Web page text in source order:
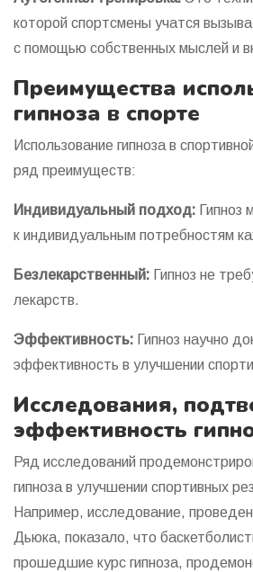
которой спортсмены учатся
с помощью собственных мыслей и
Преимущества
гипноза в спорте
Использование гипноза в
ряд преимуществ:
Индивидуальный подход: Гипноз
к индивидуальным потребностям
Безлекарственный: Гипноз не
лекарств.
Эффективность: Гипноз научно
эффективность в улучшении
Исследования,
эффективность
Ряд исследований
гипноза в улучшении спортивных
Например, исследование,
Дьюка, показало, что
прошедшие курс гипноза,